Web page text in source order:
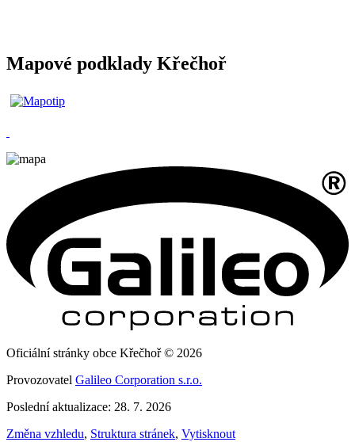
Mapové podklady Křečhoř
Oficiální stránky obce Křečhoř © 2026
Provozovatel Galileo Corporation s.r.o.
Poslední aktualizace: 28. 7. 2026
Změna vzhledu, Struktura stránek, Vytisknout